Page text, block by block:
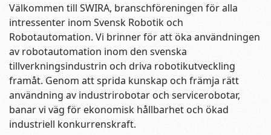
Välkommen till SWIRA, branschföreningen för alla
intressenter inom Svensk Robotik och
Robotautomation. Vi brinner för att öka användningen
av robotautomation inom den svenska
tillverkningsindustrin och driva robotikutveckling
framåt. Genom att sprida kunskap och främja rätt
användning av industrirobotar och servicerobotar,
banar vi väg för ekonomisk hållbarhet och ökad
industriell konkurrenskraft.